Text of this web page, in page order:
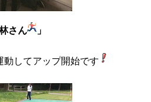
さん 」
動してアップ開始です